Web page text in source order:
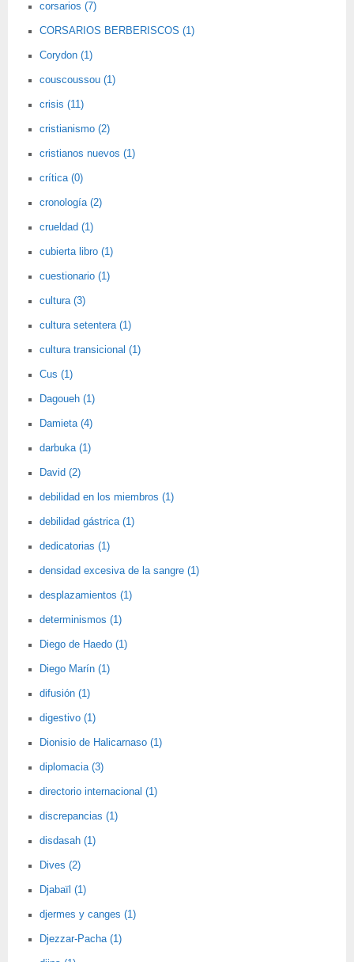
corsarios (7)
CORSARIOS BERBERISCOS (1)
Corydon (1)
couscoussou (1)
crisis (11)
cristianismo (2)
cristianos nuevos (1)
crítica (0)
cronología (2)
crueldad (1)
cubierta libro (1)
cuestionario (1)
cultura (3)
cultura setentera (1)
cultura transicional (1)
Cus (1)
Dagoueh (1)
Damieta (4)
darbuka (1)
David (2)
debilidad en los miembros (1)
debilidad gástrica (1)
dedicatorias (1)
densidad excesiva de la sangre (1)
desplazamientos (1)
determinismos (1)
Diego de Haedo (1)
Diego Marín (1)
difusión (1)
digestivo (1)
Dionisio de Halicarnaso (1)
diplomacia (3)
directorio internacional (1)
discrepancias (1)
disdasah (1)
Dives (2)
Djabaïl (1)
djermes y canges (1)
Djezzar-Pacha (1)